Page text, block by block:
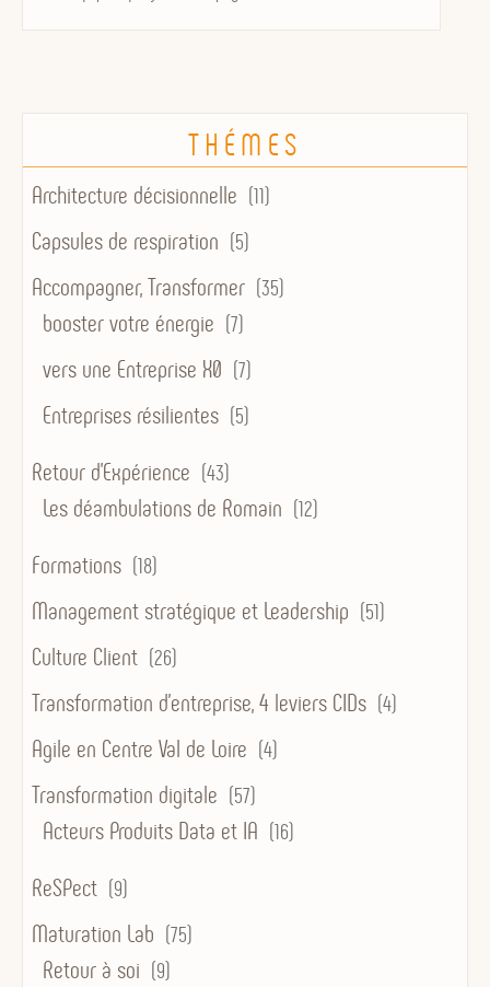
THÉMES
Architecture décisionnelle (11)
Capsules de respiration (5)
Accompagner, Transformer (35)
booster votre énergie (7)
vers une Entreprise X0 (7)
Entreprises résilientes (5)
Retour d'Expérience (43)
Les déambulations de Romain (12)
Formations (18)
Management stratégique et Leadership (51)
Culture Client (26)
Transformation d’entreprise, 4 leviers CIDs (4)
Agile en Centre Val de Loire (4)
Transformation digitale (57)
Acteurs Produits Data et IA (16)
ReSPect (9)
Maturation Lab (75)
Retour à soi (9)